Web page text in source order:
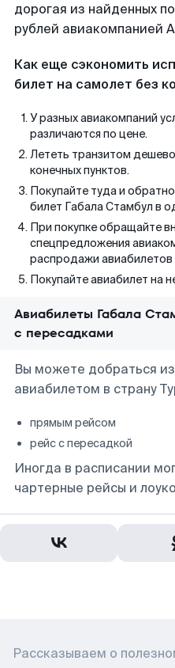
дорогая из найденных
рублей авиакомпанией
Как еще сэкономить
билет на самолет без
У разных авиакомпаний
различаются по цене.
Лететь транзитом
конечных пунктов.
Покупайте туда и
билет Габала Стамбул в
При покупке обращайте
спецпредложения
распродажи авиабилетов
Покупайте авиабилет на
Авиабилеты Габала
с пересадками
Вы можете добраться
авиабилетом в страну
прямым рейсом
рейс с пересадкой
Иногда в расписании
чартерные рейсы и
Рассказываем о